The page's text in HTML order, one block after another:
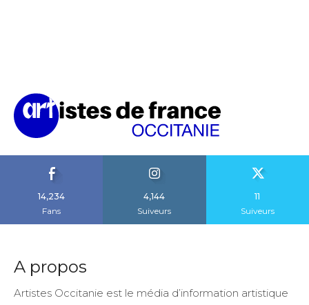
14,234
Fans
4,144
Suiveurs
11
Suiveurs
A propos
Artistes Occitanie est le média d’information artistique